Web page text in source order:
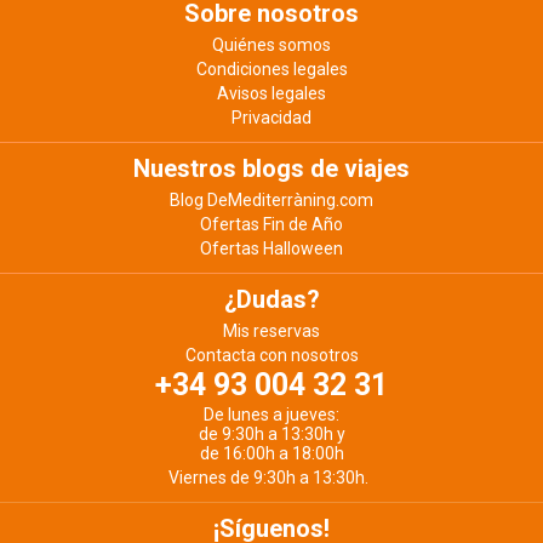
Sobre nosotros
Quiénes somos
Condiciones legales
Avisos legales
Privacidad
Nuestros blogs de viajes
Blog DeMediterràning.com
Ofertas Fin de Año
Ofertas Halloween
¿Dudas?
Mis reservas
Contacta con nosotros
+34 93 004 32 31
De lunes a jueves:
de 9:30h a 13:30h y
de 16:00h a 18:00h
Viernes de 9:30h a 13:30h.
¡Síguenos!